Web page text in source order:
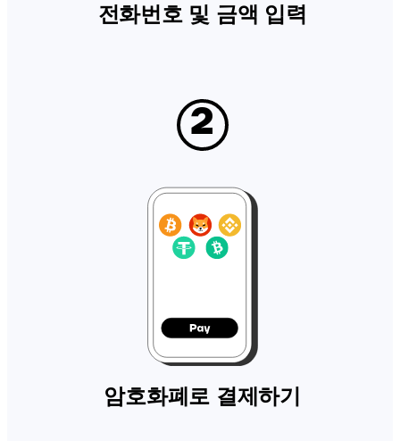
전화번호 및 금액 입력
2
암호화폐로 결제하기